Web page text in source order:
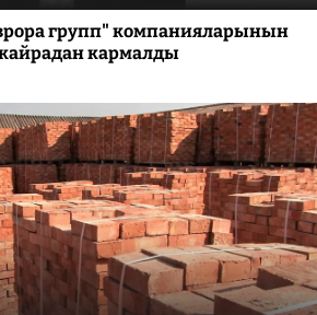
групп" компанияларынын
кармалды